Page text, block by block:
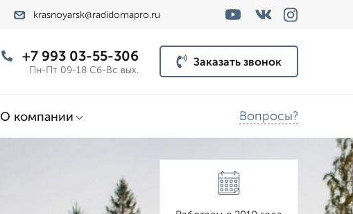
krasnoyarsk@radidomapro.ru
+7 993 03-55-306
Пн-Пт 09-18 Сб-Вс вых.
Заказать звонок
О компании Вопросы?